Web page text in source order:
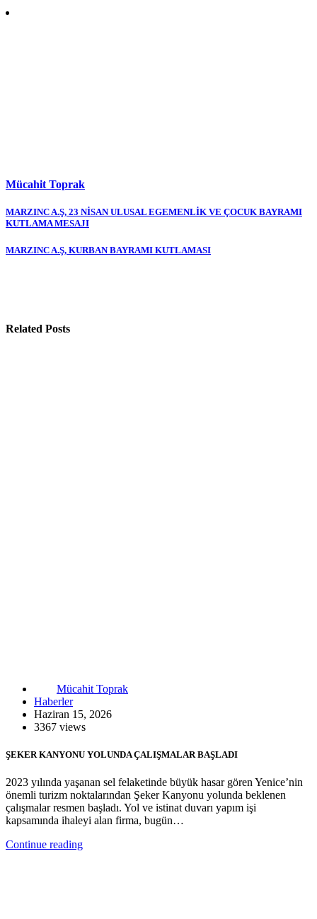
Mücahit Toprak
Yazı
gezinmesi
MARZINC A.Ş, 23 NİSAN ULUSAL EGEMENLİK VE ÇOCUK BAYRAMI
KUTLAMA MESAJI
MARZINC A.Ş, KURBAN BAYRAMI KUTLAMASI
Related Posts
Mücahit Toprak
Haberler
Haziran 15, 2026
3367 views
ŞEKER KANYONU YOLUNDA ÇALIŞMALAR BAŞLADI
2023 yılında yaşanan sel felaketinde büyük hasar gören Yenice’nin
önemli turizm noktalarından Şeker Kanyonu yolunda beklenen
çalışmalar resmen başladı. Yol ve istinat duvarı yapım işi
kapsamında ihaleyi alan firma, bugün…
Continue reading